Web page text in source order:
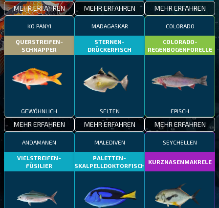
MEHR ERFAHREN MEHR ERFAHREN MEHR ERFAHREN
KO PANYI
QUERSTREIFEN-
SCHNAPPER
GEWÖHNLICH
MEHR ERFAHREN
MADAGASKAR
STERNEN-
DRÜCKERFISCH
SELTEN
MEHR ERFAHREN
COLORADO
COLORADO-
REGENBOGENFORELLE
EPISCH
MEHR ERFAHREN
ANDAMANEN
VIELSTREIFEN-
FÜSILIER
MALEDIVEN
PALETTEN-
SKALPELLDOKTORFISCH
SEYCHELLEN
KURZNASENMAKRELE